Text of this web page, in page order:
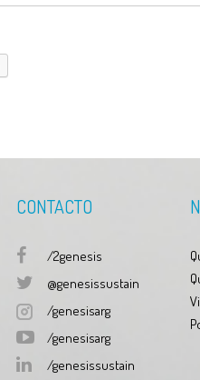
CONTACTO
/2genesis
@genesissustain
/genesisarg
/genesisarg
/genesissustain